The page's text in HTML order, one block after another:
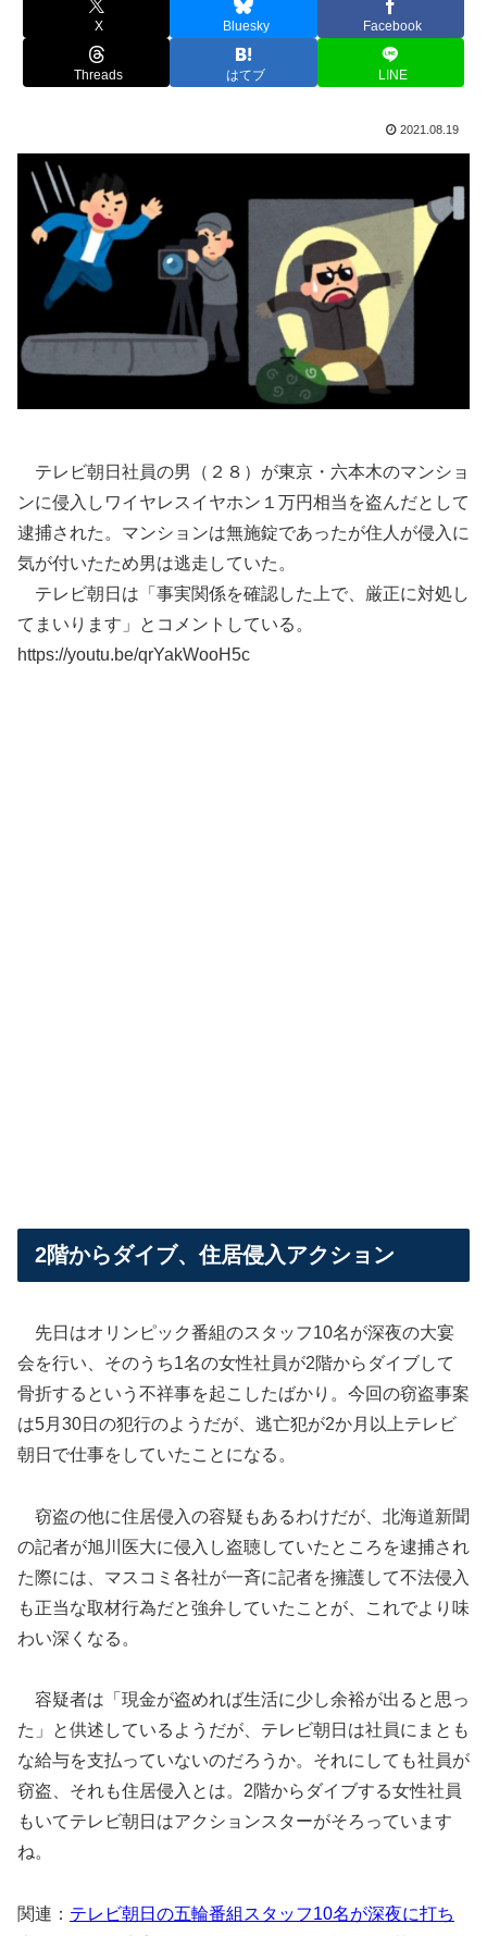
X Bluesky Facebook
Threads はてブ LINE
2021.08.19
テレビ朝日社員の男（２８）が東京・六本木のマンショ
ンに侵入しワイヤレスイヤホン１万円相当を盗んだとして
逮捕された。マンションは無施錠であったが住人が侵入に
気が付いたため男は逃走していた。
テレビ朝日は「事実関係を確認した上で、厳正に対処し
てまいります」とコメントしている。
https://youtu.be/qrYakWooH5c
2階からダイブ、住居侵入アクション
先日はオリンピック番組のスタッフ10名が深夜の大宴
会を行い、そのうち1名の女性社員が2階からダイブして
骨折するという不祥事を起こしたばかり。今回の窃盗事案
は5月30日の犯行のようだが、逃亡犯が2か月以上テレビ
朝日で仕事をしていたことになる。
窃盗の他に住居侵入の容疑もあるわけだが、北海道新聞
の記者が旭川医大に侵入し盗聴していたところを逮捕され
た際には、マスコミ各社が一斉に記者を擁護して不法侵入
も正当な取材行為だと強弁していたことが、これでより味
わい深くなる。
容疑者は「現金が盗めれば生活に少し余裕が出ると思っ
た」と供述しているようだが、テレビ朝日は社員にまとも
な給与を支払っていないのだろうか。それにしても社員が
窃盗、それも住居侵入とは。2階からダイブする女性社員
もいてテレビ朝日はアクションスターがそろっています
ね。
関連： テレビ朝日の五輪番組スタッフ10名が深夜に打ち